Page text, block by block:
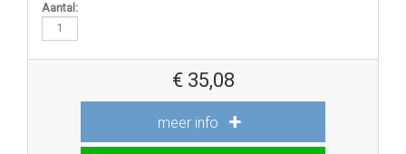
Aantal:
€ 35,08
meer info